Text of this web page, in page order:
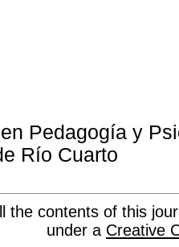
Pedagogía y
Río Cuarto
the contents of this
under a Creative